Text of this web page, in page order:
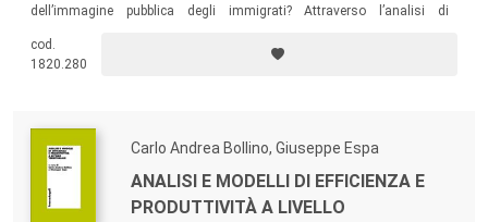
dell’immagine pubblica degli immigrati? Attraverso l’analisi di
quali siano gli attori sociali, le aree tematiche e le “parole” che
concorrono alla formazione del senso comune e della nostra
cod.
1820.280
Carlo Andrea Bollino, Giuseppe Espa
ANALISI E MODELLI DI EFFICIENZA E
PRODUTTIVITÀ A LIVELLO